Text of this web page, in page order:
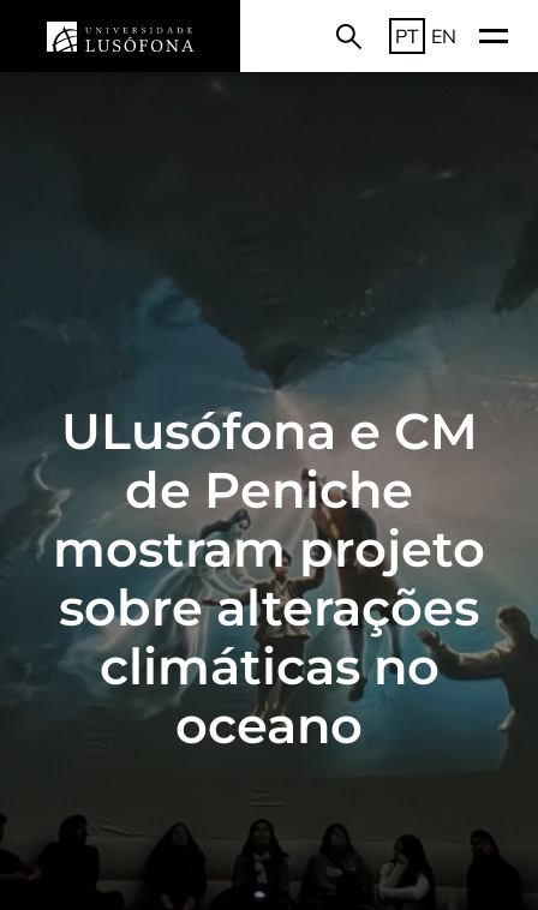
PT EN
ULusófona e CM
de Peniche
mostram projeto
sobre alterações
climáticas no
oceano